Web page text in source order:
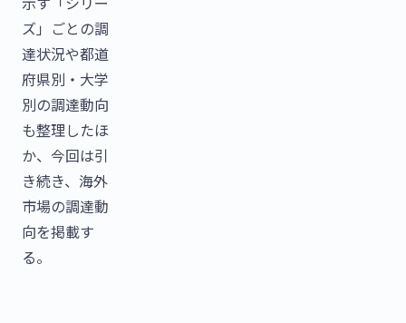
ズ」ごとの調
達状況や都道
府県別・大学
別の調達動向
も整理したほ
か、今回は引
き続き、海外
市場の調達動
向を掲載す
る。